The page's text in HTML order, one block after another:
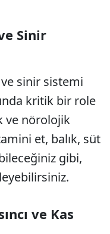
Sinir
sinir sistemi
kritik bir role
ve nörolojik
et, balık, süt
gibi,
ve Kas